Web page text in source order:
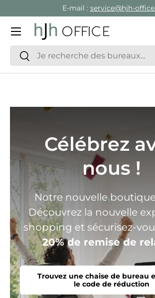
Aller au contenu
E-mail : service@hjh-
Recherche
Rechercher
Menu
Célébrez
nous !
Notre nouvelle
Découvrez la nouvelle
shopping et sécurisez-
20% de remise de
Trouvez une chaise de bureau
le code de réduction